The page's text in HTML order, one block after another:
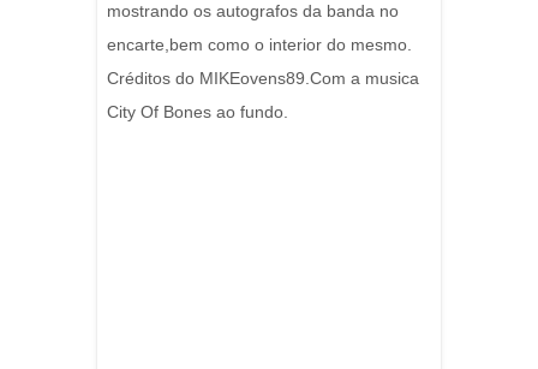
mostrando os autografos da banda no
encarte,bem como o interior do mesmo.
Créditos do MIKEovens89.Com a musica
City Of Bones ao fundo.